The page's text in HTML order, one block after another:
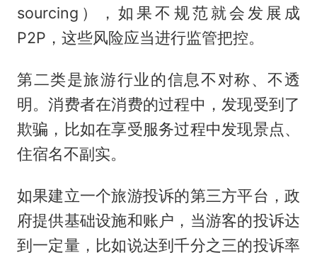
sourcing），如果不规范就会发展成
P2P，这些风险应当进行监管把控。
第二类是旅游行业的信息不对称、不透
明。消费者在消费的过程中，发现受到了
欺骗，比如在享受服务过程中发现景点、
住宿名不副实。
如果建立一个旅游投诉的第三方平台，政
府提供基础设施和账户，当游客的投诉达
到一定量，比如说达到千分之三的投诉率